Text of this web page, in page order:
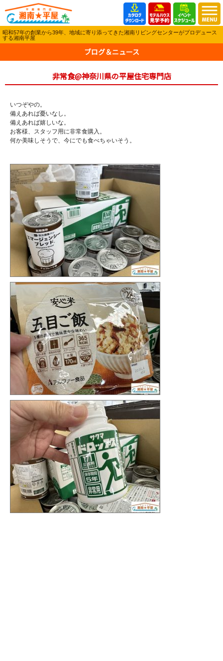
昭和57年の創業から39年、地域に寄り添ってきた湘南リビングセンターがプロデュース
する湘南平屋
ブログ＆ニュース
非常食@神奈川県の平屋住宅専門店
いつぞやの。
備えあれば憂いなし。
備えあれば嬉しいな。
お客様、スタッフ用に非常食購入。
何か美味しそうで、今にでも食べちゃいそう。